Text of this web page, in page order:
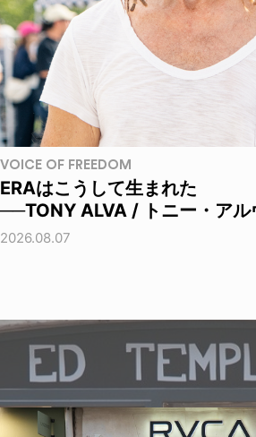
VOICE OF FREEDOM
ERAはこうして生まれた
──TONY ALVA / トニー・アル
2026.08.07